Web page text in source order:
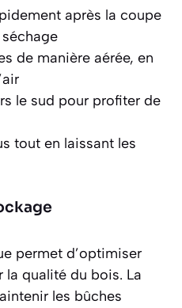
après la coupe
de manière aérée, en
le sud pour profiter de
tout en laissant les
permet d’optimiser
la qualité du bois. La
les bûches